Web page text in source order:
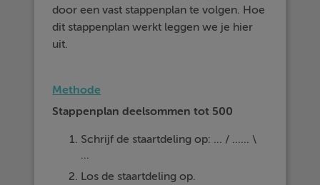
door een vast stappenplan te volgen. Hoe
dit stappenplan werkt leggen we je hier
uit.
Methode
Stappenplan deelsommen tot 500
Schrijf de staartdeling op: ... / ...... \
...
Los de staartdeling op.